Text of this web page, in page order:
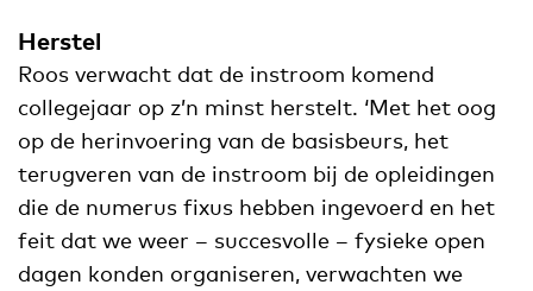
Herstel
Roos verwacht dat de instroom komend
collegejaar op z’n minst herstelt. ‘Met het oog
op de herinvoering van de basisbeurs, het
terugveren van de instroom bij de opleidingen
die de numerus fixus hebben ingevoerd en het
feit dat we weer – succesvolle – fysieke open
dagen konden organiseren, verwachten we